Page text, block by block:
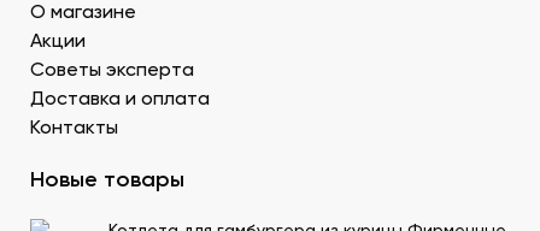
расфасовке. Используются для создания
вкусового оттенка и декорирования.
Соевый соус. Приготовленный по классическому
приобрести оптовой партией в нашей компании.
О магазине
Акции
Советы эксперта
Доставка и оплата
Контакты
Новые товары